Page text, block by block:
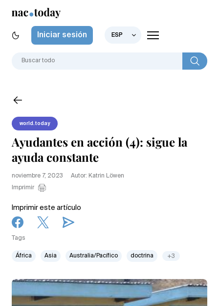
Iniciar sesión ESP
world.today
Ayudantes en acción (4): sigue la
ayuda constante
noviembre 7, 2023
Autor: Katrin Löwen
Imprimir
Imprimir este artículo
Tags
África Asia Australia/Pacífico doctrina +3